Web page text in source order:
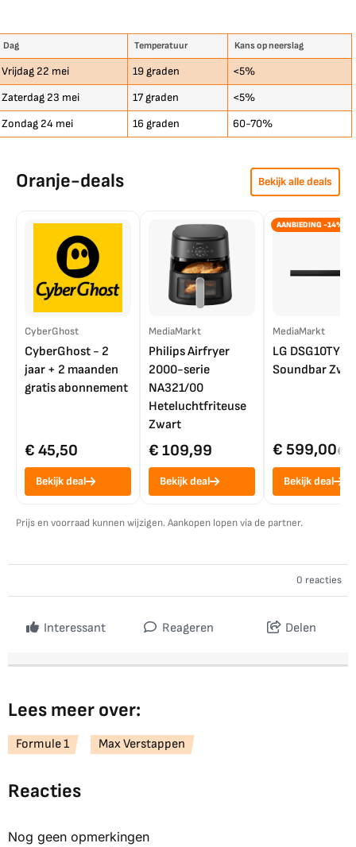
Dag Temperatuur Kans op neerslag
Vrijdag 22 mei 19 graden
<5%
Zaterdag 23 mei
17 graden
<5%
Zondag 24 mei
16 graden 60-70%
Oranje-deals Bekijk alle deals
CyberGhost
CyberGhost - 2
jaar + 2 maanden
gratis abonnement
€ 45,50
Bekijk deal
MediaMarkt
Philips Airfryer
2000-serie
NA321/00
Heteluchtfriteuse
Zwart
€ 109,99
Bekijk deal
AANBIEDING -14%
MediaMarkt
LG DSG10TY
Soundbar
€ 599,00€
Bekijk deal
Prijs en voorraad kunnen wijzigen. Aankopen lopen via de partner.
0 reacties
Interessant Reageren Delen
Lees meer over:
Formule 1 Max Verstappen
Reacties
Nog geen opmerkingen